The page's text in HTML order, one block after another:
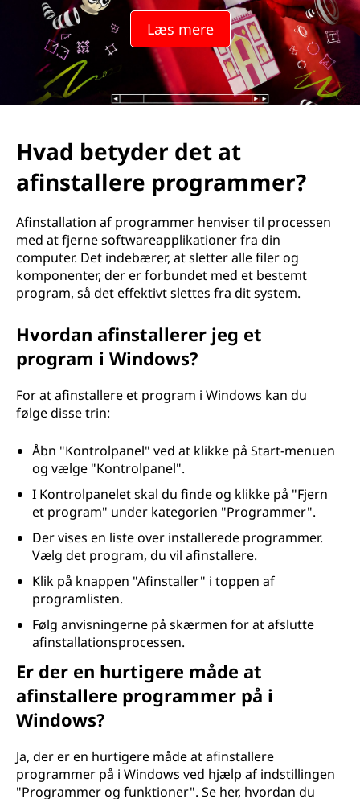
t
Læs mere
Hvad betyder det at
afinstallere programmer?
Afinstallation af programmer henviser til processen
med at fjerne softwareapplikationer fra din
computer. Det indebærer, at sletter alle filer og
komponenter, der er forbundet med et bestemt
program, så det effektivt slettes fra dit system.
Hvordan afinstallerer jeg et
program i Windows?
For at afinstallere et program i Windows kan du
følge disse trin:
Åbn "Kontrolpanel" ved at klikke på Start-menuen
og vælge "Kontrolpanel".
I Kontrolpanelet skal du finde og klikke på "Fjern
et program" under kategorien "Programmer".
Der vises en liste over installerede programmer.
Vælg det program, du vil afinstallere.
Klik på knappen "Afinstaller" i toppen af
programlisten.
Følg anvisningerne på skærmen for at afslutte
afinstallationsprocessen.
Er der en hurtigere måde at
afinstallere programmer på i
Windows?
Ja, der er en hurtigere måde at afinstallere
programmer på i Windows ved hjælp af indstillingen
"Programmer og funktioner". Se her, hvordan du